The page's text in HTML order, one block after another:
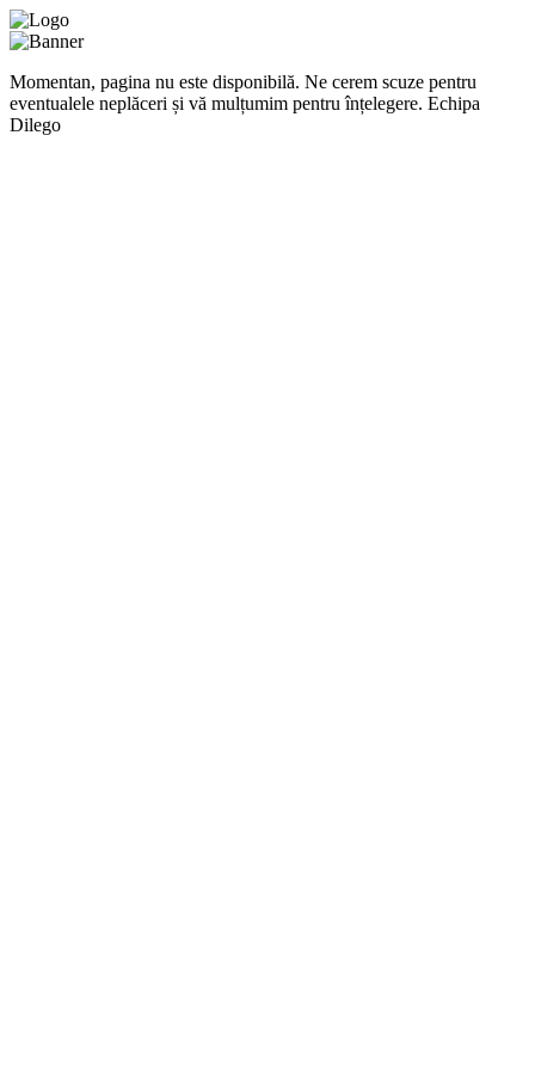
Momentan, pagina nu este disponibilă. Ne cerem scuze pentru
eventualele neplăceri și vă mulțumim pentru înțelegere. Echipa
Dilego